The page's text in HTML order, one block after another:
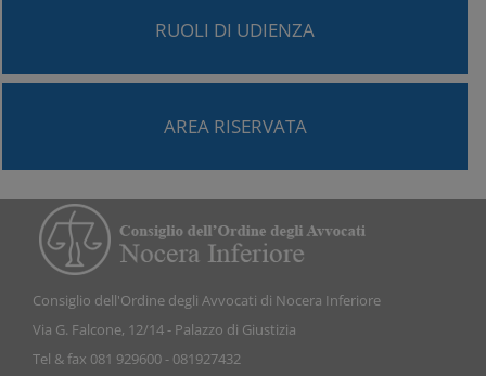
RUOLI DI UDIENZA
AREA RISERVATA
Consiglio dell'Ordine degli Avvocati di Nocera Inferiore
Via G. Falcone, 12/14 - Palazzo di Giustizia
Tel & fax 081 929600 - 081927432